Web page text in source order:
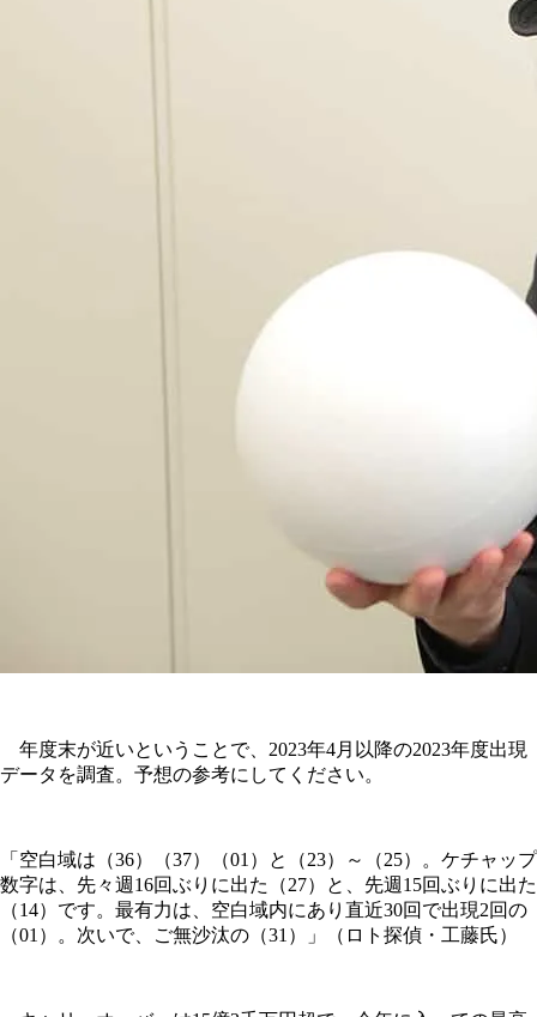
年度末が近いということで、2023年4月以降の2023年度出現
データを調査。予想の参考にしてください。
「空白域は（36）（37）（01）と（23）～（25）。ケチャップ
数字は、先々週16回ぶりに出た（27）と、先週15回ぶりに出た
（14）です。最有力は、空白域内にあり直近30回で出現2回の
（01）。次いで、ご無沙汰の（31）」（ロト探偵・工藤氏）